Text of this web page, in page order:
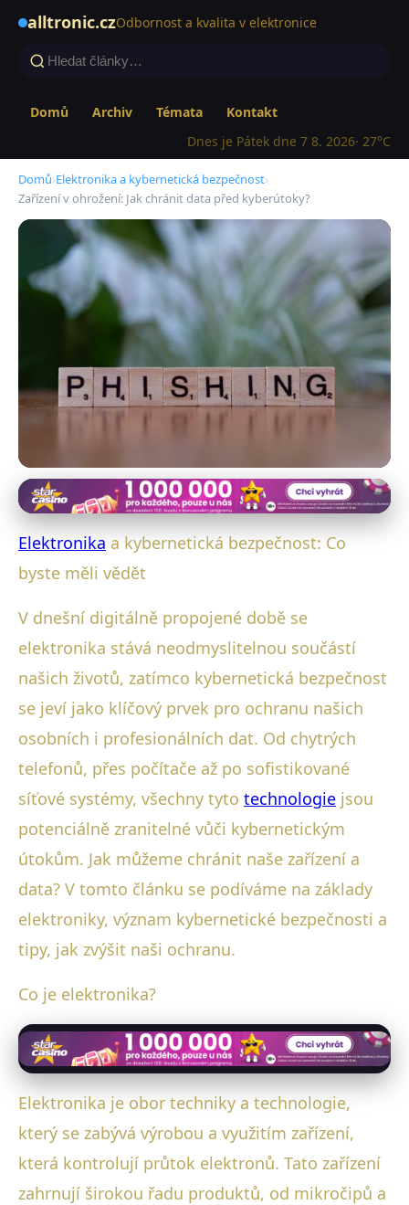
alltronic.czOdbornost a kvalita v elektronice
Domů Archiv Témata
Kontakt
Dnes je Pátek dne 7 8. 2026· 27°C
Domů›Elektronika a kybernetická bezpečnost›
Zařízení v ohrožení: Jak chránit data před kyberútoky?
Elektronika a kybernetická bezpečnost
Zařízení v ohrožení: Jak chránit
data před kyberútoky?
28. 1. 2026 · 4 min čtení · Autor: Marek Svoboda
Elektronika a kybernetická bezpečnost: Co
byste měli vědět
V dnešní digitálně propojené době se
elektronika stává neodmyslitelnou součástí
našich životů, zatímco kybernetická bezpečnost
se jeví jako klíčový prvek pro ochranu našich
osobních i profesionálních dat. Od chytrých
telefonů, přes počítače až po sofistikované
síťové systémy, všechny tyto technologie jsou
potenciálně zranitelné vůči kybernetickým
útokům. Jak můžeme chránit naše zařízení a
data? V tomto článku se podíváme na základy
elektroniky, význam kybernetické bezpečnosti a
tipy, jak zvýšit naši ochranu.
Co je elektronika?
Elektronika je obor techniky a technologie,
který se zabývá výrobou a využitím zařízení,
která kontrolují průtok elektronů. Tato zařízení
zahrnují širokou řadu produktů, od mikročipů a